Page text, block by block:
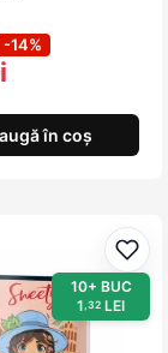
-14%
în coș
10+ BUC
1 ,32 LEI